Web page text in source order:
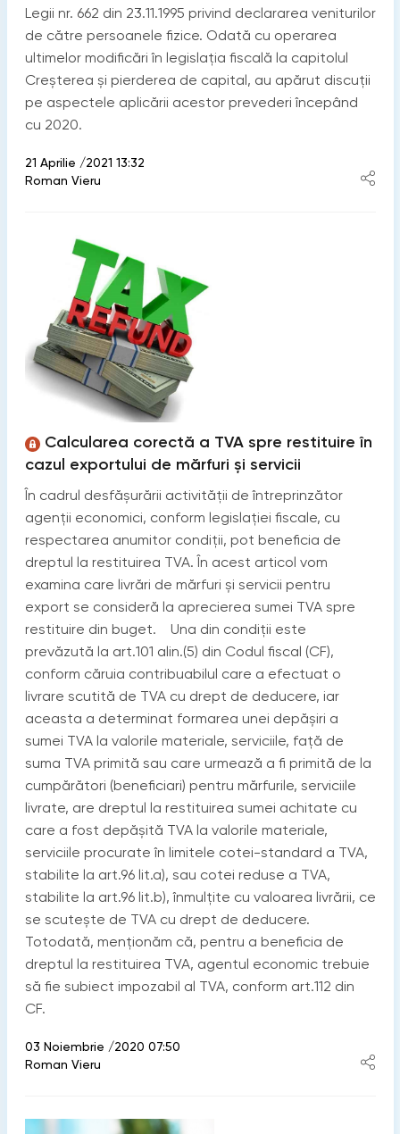
Legii nr. 662 din 23.11.1995 privind declararea veniturilor
de către persoanele fizice. Odată cu operarea
ultimelor modificări în legislația fiscală la capitolul
Creșterea și pierderea de capital, au apărut discuții
pe aspectele aplicării acestor prevederi începând
cu 2020.
21 Aprilie /2021 13:32
Roman Vieru
Calcularea corectă a TVA spre restituire în
cazul exportului de mărfuri și servicii
În cadrul desfășurării activității de întreprinzător
agenții economici, conform legislației fiscale, cu
respectarea anumitor condiții, pot beneficia de
dreptul la restituirea TVA. În acest articol vom
examina care livrări de mărfuri și servicii pentru
export se consideră la aprecierea sumei TVA spre
restituire din buget. Una din condiții este
prevăzută la art.101 alin.(5) din Codul fiscal (CF),
conform căruia contribuabilul care a efectuat o
livrare scutită de TVA cu drept de deducere, iar
aceasta a determinat formarea unei depășiri a
sumei TVA la valorile materiale, serviciile, față de
suma TVA primită sau care urmează a fi primită de la
cumpărători (beneficiari) pentru mărfurile, serviciile
livrate, are dreptul la restituirea sumei achitate cu
care a fost depăşită TVA la valorile materiale,
serviciile procurate în limitele cotei-standard a TVA,
stabilite la art.96 lit.a), sau cotei reduse a TVA,
stabilite la art.96 lit.b), înmulţite cu valoarea livrării, ce
se scuteşte de TVA cu drept de deducere.
Totodată, menționăm că, pentru a beneficia de
dreptul la restituirea TVA, agentul economic trebuie
să fie subiect impozabil al TVA, conform art.112 din
CF.
03 Noiembrie /2020 07:50
Roman Vieru